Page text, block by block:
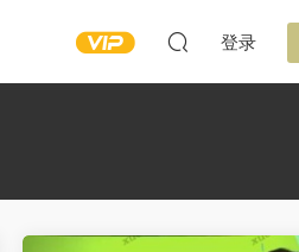
登录